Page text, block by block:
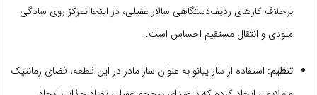
برخلاف کارهای ردیف‌دستگاهی سالار عقیلی، در اینجا تمرکز روی سادگی
ملودی و انتقال مستقیم احساس است.
تنظیم: استفاده از ساز پیانو به عنوان ساز مادر در این قطعه، فضای رمانتیک